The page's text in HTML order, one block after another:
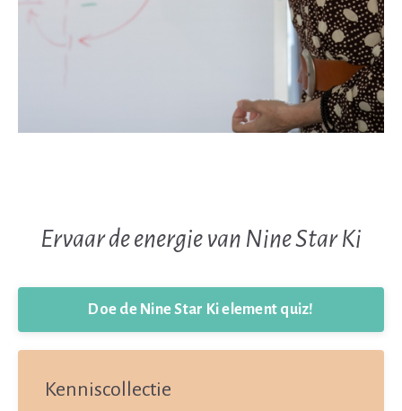
Ervaar de energie van Nine Star Ki
Doe de Nine Star Ki element quiz!
Kenniscollectie